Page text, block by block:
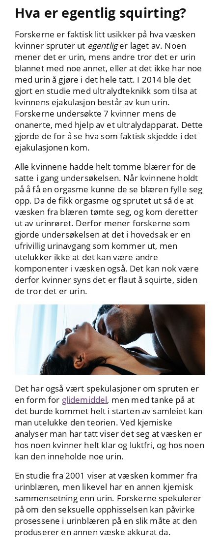
Hva er egentlig squirting?
Forskerne er faktisk litt usikker på hva væsken
kvinner spruter ut egentliger laget av. Noen
mener det er urin, mens andre tror det er urin
blannet med noe annet, eller at det ikke har noe
med urin å gjøre i det hele tatt. I 2014 ble det
gjort en studie med ultralydteknikk som tilsa at
kvinnens ejakulasjon består av kun urin.
Forskerne undersøkte 7 kvinner mens de
onanerte, med hjelp av et ultralydapparat. Dette
gjorde de for å se hva som faktisk skjedde i det
ejakulasjonen kom.
Alle kvinnene hadde helt tomme blærer for de
satte i gang undersøkelsen. Når kvinnene holdt
på å få en orgasme kunne de se blæren fylle seg
opp. Da de fikk orgasme og sprutet ut så de at
væsken fra blæren tømte seg, og kom deretter
ut av urinrøret. Derfor mener forskerne som
gjorde undersøkelsen at det i hovedsak er en
ufrivillig urinavgang som kommer ut, men
utelukker ikke at det kan være andre
komponenter i væsken også. Det kan nok være
derfor kvinner syns det er flaut å squirte, siden
de tror det er urin.
Det har også vært spekulasjoner om spruten er
en form for glidemiddel, men med tanke på at
det burde kommet helt i starten av samleiet kan
man utelukke den teorien. Ved kjemiske
analyser man har tatt viser det seg at væsken er
hos noen kvinner helt klar og luktfri, og hos noen
kan den inneholde noe urin.
En studie fra 2001 viser at væsken kommer fra
urinblæren, men likevel har en annen kjemisk
sammensetning enn urin. Forskerne spekulerer
på om den seksuelle opphisselsen kan påvirke
prosessene i urinblæren på en slik måte at den
produserer en annen væske akkurat da.